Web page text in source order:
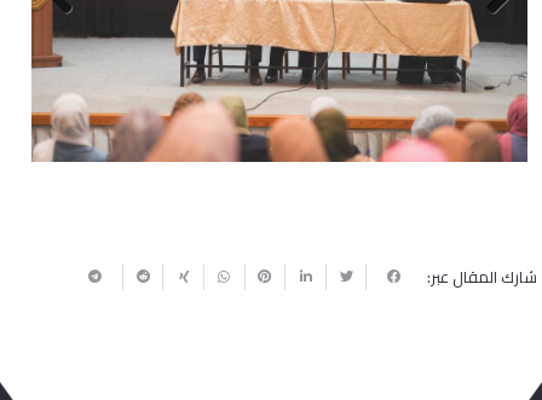
Previous
Next
شارك المقال عبر: